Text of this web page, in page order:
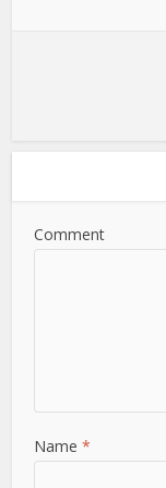
Comment
Name*